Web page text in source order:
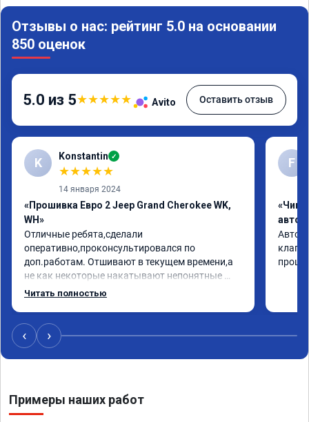
Отзывы о нас: рейтинг 5.0 на основании
850 оценок
5.0 из 5★★★★★ Avito Оставить отзыв
K Konstantin ✓
★★★★★
14 января 2024
«Прошивка Евро 2 Jeep Grand Cherokee WK,
WH»
Отличные ребята,сделали
оперативно,проконсультировался по
доп.работам. Отшивают в текущем времени,а
не как некоторые накатывают непонятные
прошивки из интернета,чем вызывают больше
Рекомендую!
Читать полностью
F
«Чип
Авто
‹ ›
Примеры наших работ